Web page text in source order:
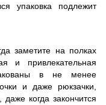
упаковка подлежит
заметите на полках
и привлекательная
в не менее
и даже рюкзачки,
когда закончится